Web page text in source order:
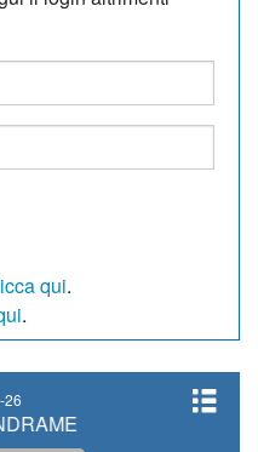
qui.
.
26
FIORELLI